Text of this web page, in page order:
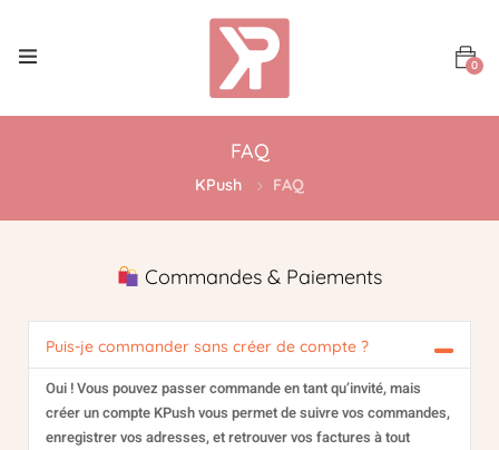
0
FAQ
KPush FAQ
Commandes & Paiements
Puis-je commander sans créer de compte ?
Oui ! Vous pouvez passer commande en tant qu’invité, mais
créer un compte KPush vous permet de suivre vos commandes,
enregistrer vos adresses, et retrouver vos factures à tout